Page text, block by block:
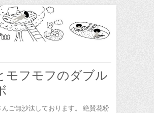
モフモフのダブル
んご無沙汰しております。 絶賛花粉